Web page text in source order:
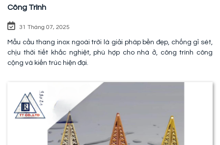
Công Trình
31 Tháng 07, 2025
Mẫu cầu thang inox ngoài trời là giải pháp bền đẹp, chống gỉ sét,
chịu thời tiết khắc nghiệt, phù hợp cho nhà ở, công trình công
cộng và kiến trúc hiện đại.